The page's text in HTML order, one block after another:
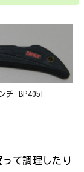
チ BP405F
て調理したり